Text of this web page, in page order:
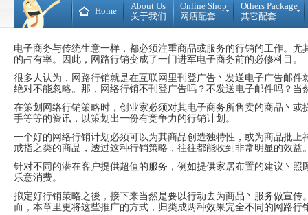
Home
About Us
关于我们
Online Shop
网店配套
Made
开
网
店
Custom
Made
级
网
店
Web
其
他
Others Package
其它配套
WebBuilder
DIY
站
System
系
统
MLM
资
系
电子商务与传统生意一样，都必须注重商品或服务的行销的工作。
的占有率。因此，网路行销变成了一门进军电子商务前的必修科目。
很多人认为，网路行销就是在互联网里刊登广告丶发送电子广告邮
绝对不能忽略。那，网络行销不刊登广告吗？不发送电子邮件吗？当
在策划网络行销策略时，创业家必须对其电子商务所售卖的商品丶
手等等的资讯，以策划出一份有竞争力的行销计划。
一个好的网络行销计划必须可以为其商品创造独特性，或为商品批
戒指之类的商品，透过这种行销策略，往往都能收到非常明显的效益
针对不同的潜在客户提供超值的服务，例如提供家居布置的建议丶
乐意消费。
拟定好行销策略之後，接下来当然是要以行动去为商品丶服务做宣
而，本章里更将这些推广的方式，归类成两种效果完全不同的网路行